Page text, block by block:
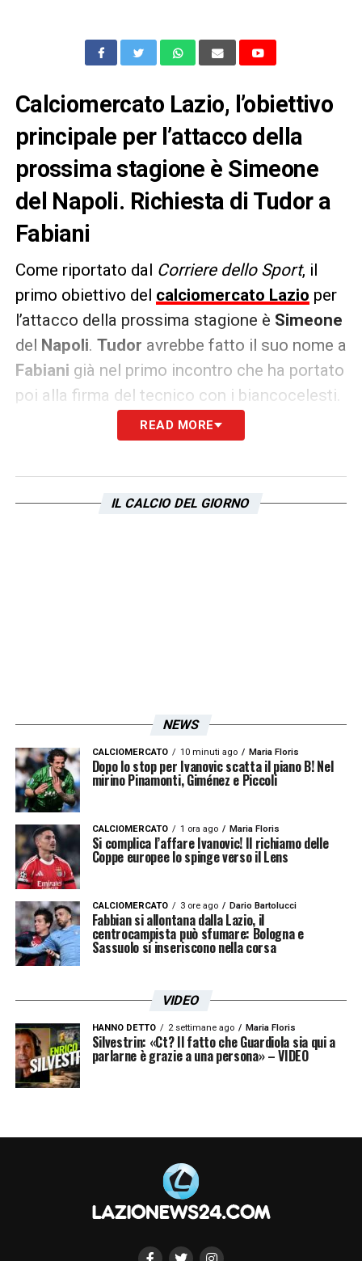
Calciomercato Lazio, l’obiettivo
principale per l’attacco della
prossima stagione è Simeone
del Napoli. Richiesta di Tudor a
Fabiani
Come riportato dal Corriere dello Sport, il
primo obiettivo del calciomercato Lazio per
l’attacco della prossima stagione è Simeone
del Napoli. Tudor avrebbe fatto il suo nome a
Fabiani già nel primo incontro che ha portato
poi alla firma del tecnico con i biancocelesti.
Molto passerà dal futuro diImmobile
voleva lasciare Napoli già lo scorso gennaio,
LA PLAYLIST DELLE NOSTRE TOP NEWS
READ MORE
IL CALCIO DEL GIORNO
NEWS
CALCIOMERCATO 10 minuti ago Maria Floris
Dopo lo stop per Ivanovic scatta il piano B! Nel
mirino Pinamonti, Giménez e Piccoli
CALCIOMERCATO 1 ora ago Maria Floris
Si complica l’affare Ivanovic! Il richiamo delle
Coppe europee lo spinge verso il Lens
CALCIOMERCATO 3 ore ago Dario Bartolucci
Fabbian si allontana dalla Lazio, il
centrocampista può sfumare: Bologna e
Sassuolo si inseriscono nella corsa
VIDEO
HANNO DETTO 2 settimane ago Maria Floris
Silvestrin: «Ct? Il fatto che Guardiola sia qui a
parlarne è grazie a una persona» – VIDEO